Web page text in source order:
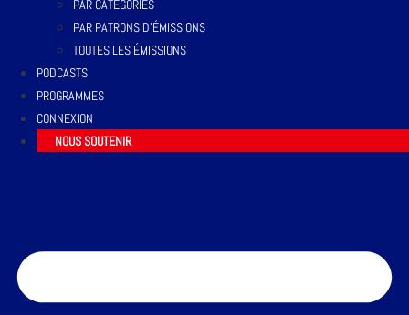
PAR CATÉGORIES
PAR PATRONS D’ÉMISSIONS
TOUTES LES ÉMISSIONS
PODCASTS
PROGRAMMES
CONNEXION
NOUS SOUTENIR